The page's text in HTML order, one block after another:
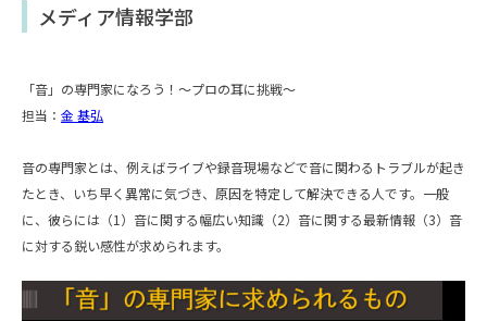
メディア情報学部
「音」の専門家になろう！～プロの耳に挑戦～
担当： 金 基弘
音の専門家とは、例えばライブや録音現場などで音に関わるトラブルが起き
たとき、いち早く異常に気づき、原因を特定して解決できる人です。一般
に、彼らには（1）音に関する幅広い知識（2）音に関する最新情報（3）音
に対する鋭い感性が求められます。